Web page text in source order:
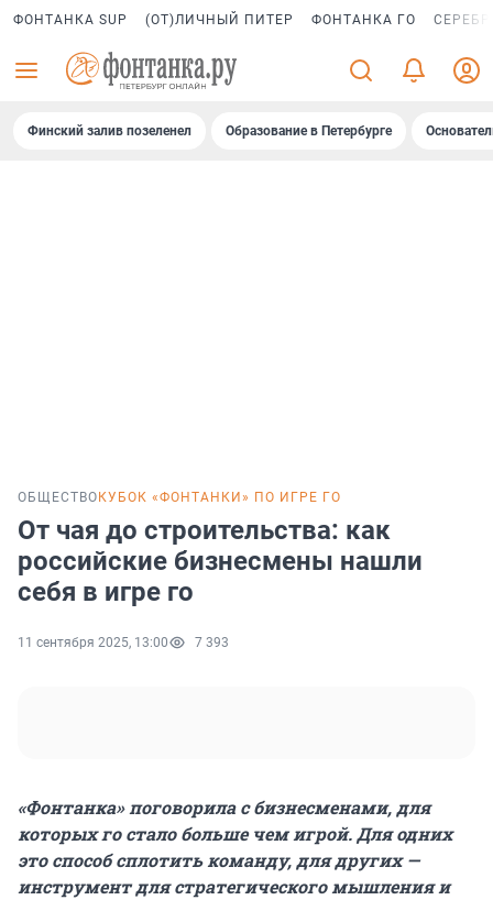
ФОНТАНКА SUP (ОТ)ЛИЧНЫЙ ПИТЕР ФОНТАНКА ГО
Финский залив позеленел Образование в Петербурге
ОБЩЕСТВО КУБОК «ФОНТАНКИ» ПО ИГРЕ ГО
От чая до строительства: как
российские бизнесмены нашли
себя в игре го
11 сентября 2025, 13:00 7 393
«Фонтанка» поговорила с бизнесменами, для
которых го стало больше чем игрой. Для одних
это способ сплотить команду, для других —
инструмент для стратегического мышления и